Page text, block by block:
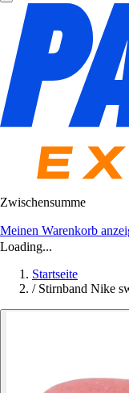
Zwischensumme
Meinen Warenkorb
Loading...
Startseite
/ Stirnband Nike